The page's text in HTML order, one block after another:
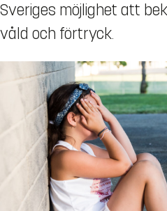
Sveriges möjlighet att
våld och förtryck.